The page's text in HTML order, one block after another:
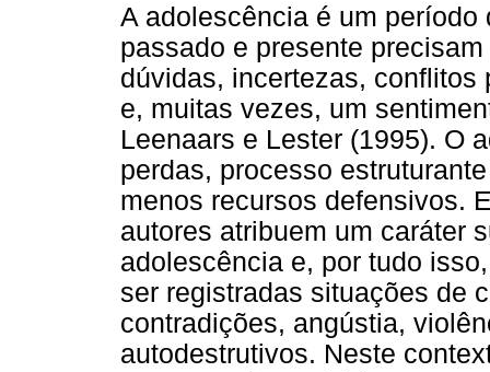
A adolescência é um
passado e presente
dúvidas, incertezas,
e, muitas vezes, um
Leenaars e Lester (1995). O
perdas, processo
menos recursos defensivos.
autores atribuem um caráter
adolescência e, por tudo
ser registradas situações de
contradições, angústia,
autodestrutivos. Neste